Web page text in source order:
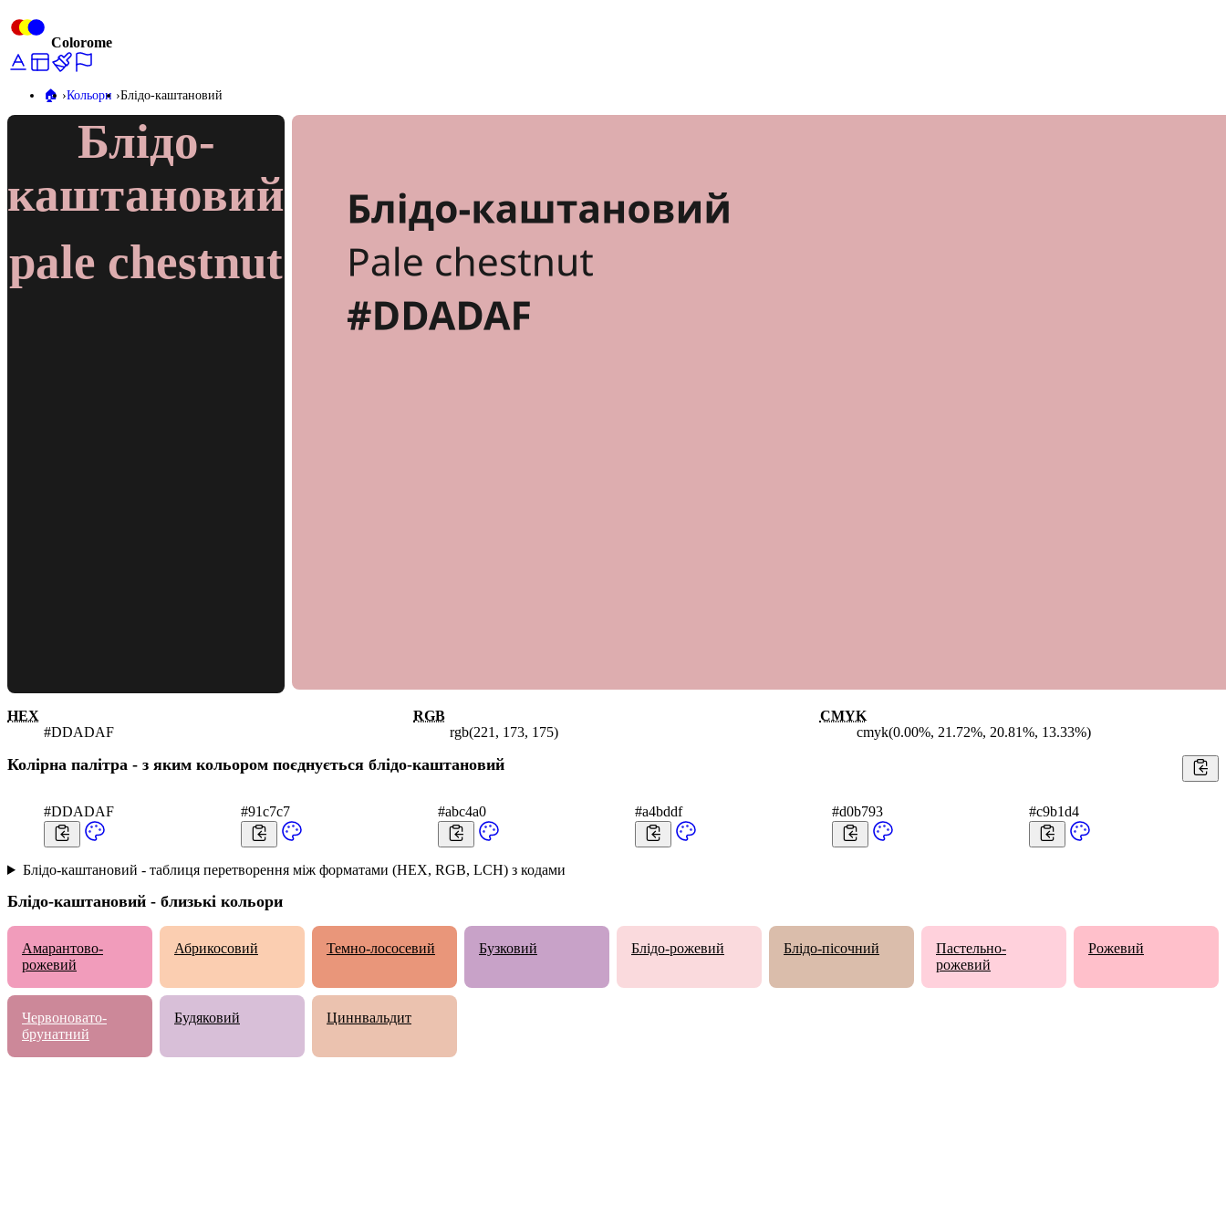
Colorome
🏠️ Кольори Блідо-каштановий
Блідо-
каштановий
pale chestnut
HEX
#DDADAF
RGB
rgb(221, 173, 175)
CMYK
cmyk(0.00%, 21.72%, 20.81%, 13.33%)
Колірна палітра - з яким кольором поєднується блідо-каштановий
#DDADAF #91c7c7 #abc4a0 #a4bddf #d0b793 #c9b1d4
Блідо-каштановий - таблиця перетворення між форматами (HEX, RGB, LCH) з кодами
Блідо-каштановий - близькі кольори
Амарантово-
рожевий
Абрикосовий Темно-лососевий Бузковий Блідо-рожевий Блідо-пісочний
Пастельно-
рожевий
Рожевий
Червоновато-
брунатний
Будяковий Циннвальдит